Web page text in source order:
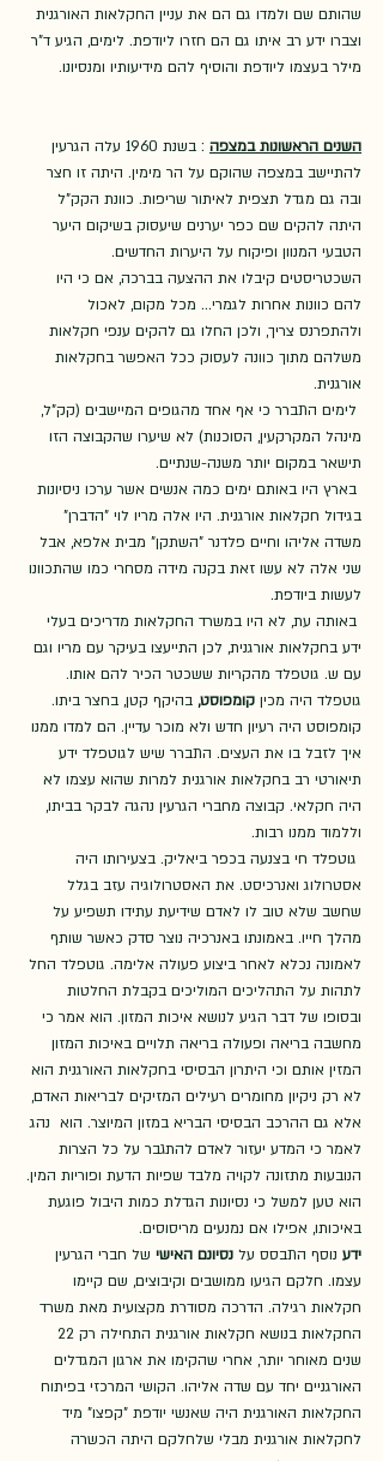
שהותם שם ולמדו גם הם את עניין החקלאות האורגנית
וצברו ידע רב איתו גם הם חזרו ליודפת. לימים, הגיע ד"ר
מילר בעצמו ליודפת והוסיף להם מידיעותיו ומנסיונו.
השנים הראשונות במצפה
: בשנת 1960 עלה הגרעין
להתיישב במצפה שהוקם על הר מימין. היתה זו חצר
ובה גם מגדל תצפית לאיתור שריפות. כוונת הקק"ל
היתה להקים שם כפר יערנים שיעסוק בשיקום היער
הטבעי המנוון ופיקוח על היערות החדשים.
השכטריסטים קיבלו את ההצעה בברכה, אם כי היו
להם כוונות אחרות לגמרי... מכל מקום, לאכול
ולהתפרנס צריך, ולכן החלו גם להקים ענפי חקלאות
משלהם מתוך כוונה לעסוק ככל האפשר בחקלאות
אורגנית.
לימים התברר כי אף אחד מהגופים המיישבים (קק"ל,
מינהל המקרקעין, הסוכנות) לא שיערו שהקבוצה הזו
תישאר במקום יותר משנה-שנתיים.
בארץ היו באותם ימים כמה אנשים אשר ערכו ניסיונות
בגידול חקלאות אורגנית. היו אלה מריו לוי "הדברן"
משדה אליהו וחיים פלדנר "השתקן" מבית אלפא, אבל
שני אלה לא עשו זאת בקנה מידה מסחרי כמו שהתכוונו
לעשות ביודפת.
באותה עת, לא היו במשרד החקלאות מדריכים בעלי
ידע בחקלאות אורגנית, לכן התייעצו בעיקר עם מריו וגם
עם ש. גוטפלד מהקריות ששכטר הכיר להם אותו.
גוטפלד היה מכין קומפוסט, בהיקף קטן, בחצר ביתו.
קומפוסט היה רעיון חדש ולא מוכר עדיין. הם למדו ממנו
איך לזבל בו את העצים. התברר שיש לגוטפלד ידע
תיאורטי רב בחקלאות אורגנית למרות שהוא עצמו לא
היה חקלאי. קבוצה מחברי הגרעין נהגה לבקר בביתו,
וללמוד ממנו רבות.
גוטפלד חי בצנעה בכפר ביאליק. בצעירותו היה
אסטרולוג ואנרכיסט. את האסטרולוגיה עזב בגלל
שחשב שלא טוב לו לאדם שידיעת עתידו תשפיע על
מהלך חייו. באמונתו באנרכיה נוצר סדק כאשר שותף
לאמונה נכלא לאחר ביצוע פעולה אלימה. גוטפלד החל
לתהות על התהליכים המוליכים בקבלת החלטות
ובסופו של דבר הגיע לנושא איכות המזון. הוא אמר כי
מחשבה בריאה ופעולה בריאה תלויים באיכות המזון
המזין אותם וכי היתרון הבסיסי בחקלאות האורגנית הוא
לא רק ניקיון מחומרים רעילים המזיקים לבריאות האדם,
אלא גם ההרכב הבסיסי הבריא במזון המיוצר. הוא  נהג
לאמר כי המדע יעזור לאדם להתגבר על כל הצרות
הנובעות מתזונה לקויה מלבד שפיות הדעת ופוריות המין.
הוא טען למשל כי נסיונות הגדלת כמות היבול פוגעת
באיכותו, אפילו אם נמנעים מריסוסים.
ידע נוסף התבסס על נסיונם האישי של חברי הגרעין
עצמו. חלקם הגיעו ממושבים וקיבוצים, שם קיימו
חקלאות רגילה. הדרכה מסודרת מקצועית מאת משרד
שנים מאוחר יותר, אחרי שהקימו את ארגון המגדלים
האורגניים יחד עם שדה אליהו. הקושי המרכזי בפיתוח
החקלאות האורגנית היה שאנשי יודפת "קפצו" מיד
לחקלאות אורגנית מבלי שלחלקם היתה הכשרה